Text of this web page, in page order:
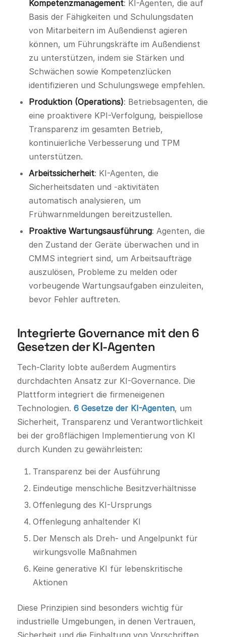
Kompetenzmanagement: KI-Agenten, die auf
Basis der Fähigkeiten und Schulungsdaten
von Mitarbeitern im Außendienst agieren
können, um Führungskräfte im Außendienst
zu unterstützen, indem sie Stärken und
Schwächen sowie Kompetenzlücken
identifizieren und Schulungswege empfehlen.
Produktion (Operations): Betriebsagenten, die
eine proaktivere KPI-Verfolgung, beispiellose
Transparenz im gesamten Betrieb,
kontinuierliche Verbesserung und TPM
unterstützen.
Arbeitssicherheit: KI-Agenten, die
Sicherheitsdaten und -aktivitäten
automatisch analysieren, um
Frühwarnmeldungen bereitzustellen.
Proaktive Wartungsausführung: Agenten, die
den Zustand der Geräte überwachen und in
CMMS integriert sind, um Arbeitsaufträge
auszulösen, Probleme zu melden oder
vorbeugende Wartungsaufgaben einzuleiten,
bevor Fehler auftreten.
Integrierte Governance mit den 6
Gesetzen der KI-Agenten
Tech-Clarity lobte außerdem Augmentirs
durchdachten Ansatz zur KI-Governance. Die
Plattform integriert die firmeneigenen
Technologien. 6 Gesetze der KI-Agenten, um
Sicherheit, Transparenz und Verantwortlichkeit
bei der großflächigen Implementierung von KI
durch Kunden zu gewährleisten:
Transparenz bei der Ausführung
Eindeutige menschliche Besitzverhältnisse
Offenlegung des KI-Ursprungs
Offenlegung anhaltender KI
Der Mensch als Dreh- und Angelpunkt für
wirkungsvolle Maßnahmen
Keine generative KI für lebenskritische
Aktionen
Diese Prinzipien sind besonders wichtig für
industrielle Umgebungen, in denen Vertrauen,
Sicherheit und die Einhaltung von Vorschriften